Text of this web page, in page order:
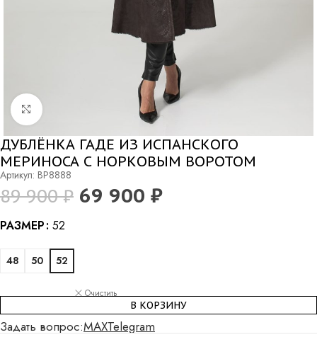
Нажмите, чтобы увеличить
ДУБЛЁНКА ГАДЕ ИЗ ИСПАНСКОГО
МЕРИНОСА С НОРКОВЫМ ВОРОТОМ
Артикул: BP8888
89 900₽ 69 900 ₽
РАЗМЕР 52
48 50 52
Очистить
В КОРЗИНУ
Alternative:
Задать вопрос:MAXTelegram